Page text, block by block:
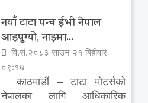
नयाँ टाटा पन्च ईभी नेपाल
आइपुग्यो, नाइमा...
वि.सं.२०८३ साउन २१ बिहीवार
०९:१७
काठमाडौं – टाटा मोटर्सको
नेपालका लागि आधिकारिक